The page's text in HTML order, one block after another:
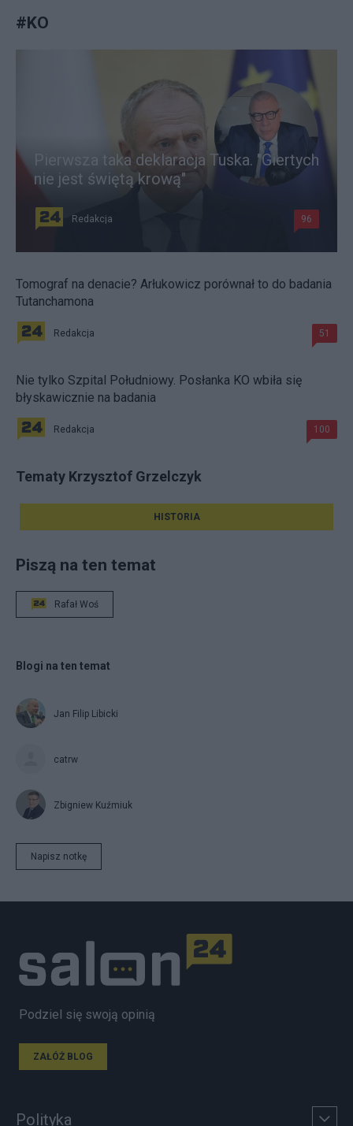
#KO
Pierwsza taka deklaracja Tuska. "Giertych
nie jest świętą krową"
Redakcja 96
Tomograf na denacie? Arłukowicz porównał to do badania
Tutanchamona
Redakcja 51
Nie tylko Szpital Południowy. Posłanka KO wbiła się
błyskawicznie na badania
Redakcja 100
Tematy Krzysztof Grzelczyk
HISTORIA
Piszą na ten temat
Rafał Woś
Blogi na ten temat
Jan Filip Libicki
catrw
Zbigniew Kuźmiuk
Napisz notkę
Podziel się swoją opinią
ZAŁÓŻ BLOG
Polityka